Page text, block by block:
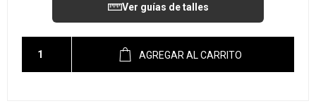
Ver guías de talles
AGREGAR AL CARRITO